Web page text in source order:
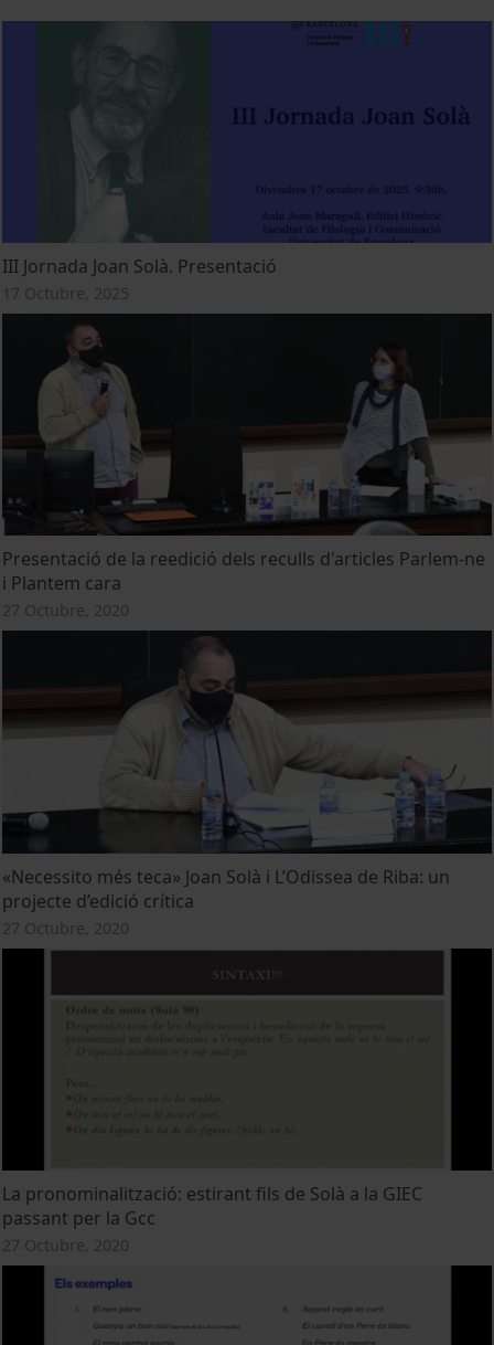
III Jornada Joan Solà. Presentació
17 Octubre, 2025
Presentació de la reedició dels reculls d'articles Parlem-ne
i Plantem cara
27 Octubre, 2020
«Necessito més teca» Joan Solà i L’Odissea de Riba: un
projecte d’edició crítica
27 Octubre, 2020
La pronominalització: estirant fils de Solà a la GIEC
passant per la Gcc
27 Octubre, 2020